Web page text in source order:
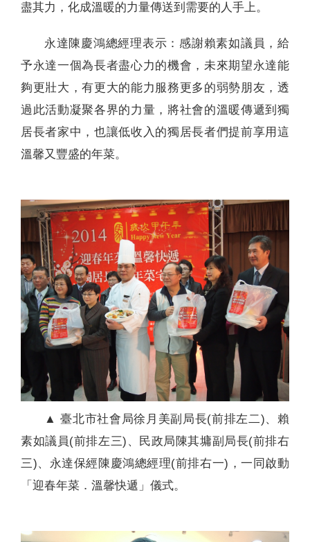
盡其力，化成溫暖的力量傳送到需要的人手上。
永達陳慶鴻總經理表示：感謝賴素如議員，給
予永達一個為長者盡心力的機會，未來期望永達能
夠更壯大，有更大的能力服務更多的弱勢朋友，透
過此活動凝聚各界的力量，將社會的溫暖傳遞到獨
居長者家中，也讓低收入的獨居長者們提前享用這
溫馨又豐盛的年菜。
▲ 臺北市社會局徐月美副局長(前排左二)、賴
素如議員(前排左三)、民政局陳其墉副局長(前排右
三)、永達保經陳慶鴻總經理(前排右一)，一同啟動
「迎春年菜．溫馨快遞」儀式。